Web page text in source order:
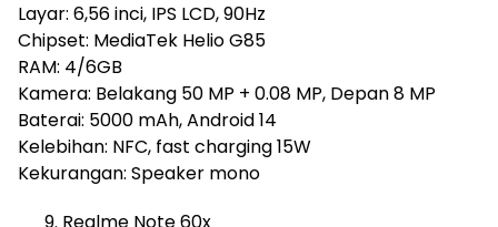
Layar: 6,56 inci, IPS LCD, 90Hz
Chipset: MediaTek Helio G85
RAM: 4/6GB
Kamera: Belakang 50 MP + 0.08 MP, Depan 8 MP
Baterai: 5000 mAh, Android 14
Kelebihan: NFC, fast charging 15W
Kekurangan: Speaker mono